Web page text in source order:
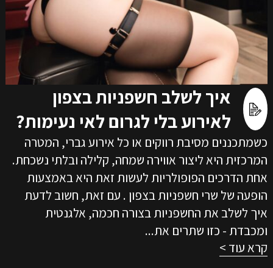
איך לשלב חשפניות בצפון
לאירוע בלי לגרום לאי נעימות?
כשמתכננים מסיבת רווקים או כל אירוע גברי, המטרה
המרכזית היא ליצור אווירה שמחה, קלילה ובלתי נשכחת.
אחת הדרכים הפופולריות לעשות זאת היא באמצעות
הופעה של שרי חשפניות בצפון . עם זאת, חשוב לדעת
איך לשלב את החשפניות בצורה חכמה, אלגנטית
ומכבדת - כזו שתרים את...
קרא עוד >